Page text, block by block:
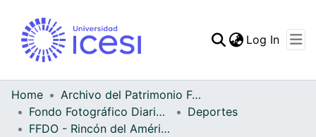
Statistics
Log In
Home
Archivo del Patrimonio Fotográfico y Fílmico del Valle del Cauca
Fondo Fotográfico Diario Occidente
Deportes
FFDO - Rincón del América - Patrimonial